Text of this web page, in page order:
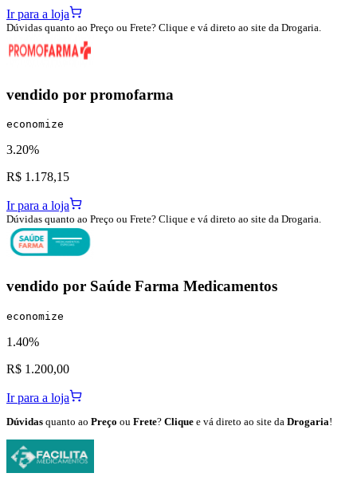
Ir para a loja
Dúvidas quanto ao Preço ou Frete? Clique e vá direto ao site da Drogaria.
vendido por promofarma
economize
3.20%
R$ 1.178,15
Ir para a loja
Dúvidas quanto ao Preço ou Frete? Clique e vá direto ao site da Drogaria.
vendido por Saúde Farma Medicamentos
economize
1.40%
R$ 1.200,00
Ir para a loja
Dúvidas quanto ao Preço ou Frete? Clique e vá direto ao site da Drogaria!